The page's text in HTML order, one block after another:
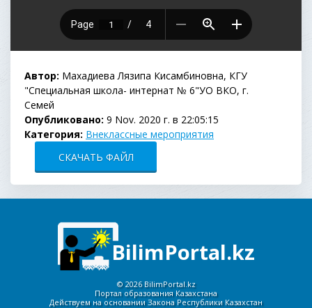
Автор: Махадиева Лязипа Кисамбиновна, КГУ
"Специальная школа- интернат № 6"УО ВКО, г.
Семей
Опубликовано: 9 Nov. 2020 г. в 22:05:15
Категория: Внеклассные мероприятия
СКАЧАТЬ ФАЙЛ
BilimPortal.kz
©2026 BilimPortal.kz
Портал образования Казахстана
Действуем на основании Закона Республики Казахстан